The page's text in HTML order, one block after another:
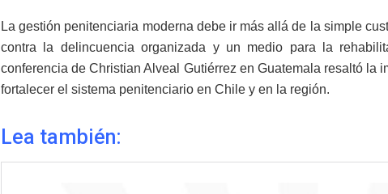
La gestión penitenciaria moderna debe ir más allá de la simple
contra la delincuencia organizada y un medio para la
conferencia de Christian Alveal Gutiérrez en Guatemala resaltó la
fortalecer el sistema penitenciario en Chile y en la región.
Lea también: